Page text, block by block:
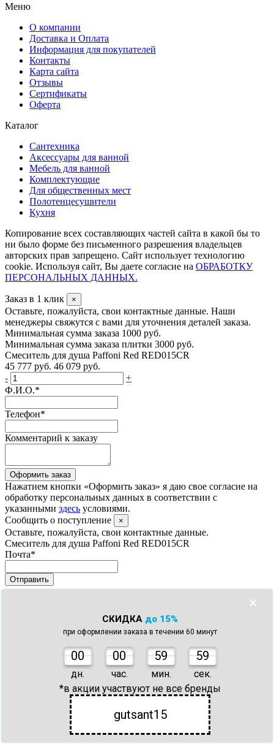
СКИДКА до 15%
при оформлении заказа в течении 60 минут
00
дн.
00
час.
59
мин.
59
сек.
*в акции участвуют не все бренды
gutsant15
×
Меню
О компании
Доставка и Оплата
Информация для покупателей
Контакты
Карта сайта
Отзывы
Сертификаты
Оферта
Каталог
Сантехника
Аксессуары для ванной
Мебель для ванной
Комплектующие
Для общественных мест
Полотенцесушители
Кухня
Копирование всех составляющих частей сайта в какой бы то
ни было форме без письменного разрешения владельцев
авторских прав запрещено. Сайт использует технологию
cookie. Используя сайт, Вы даете согласие на ОБРАБОТКУ
ПЕРСОНАЛЬНЫХ ДАННЫХ.
Заказ в 1 клик ×
Оставьте, пожалуйста, свои контактные данные. Наши
менеджеры свяжутся с вами для уточнения деталей заказа.
Минимальная сумма заказа 1000 руб.
Минимальная сумма заказа плитки 3000 руб.
Смеситель для душа Paffoni Red RED015CR
45 777 руб. 46 079 руб.
-
+
Ф.И.О.*
Телефон*
Комментарий к заказу
Оформить заказ
Нажатием кнопки «Оформить заказ» я даю свое согласие на
обработку персональных данных в соответствии с
указанными здесь условиями.
Сообщить о поступление
×
Оставьте, пожалуйста, свои контактные данные.
Смеситель для душа Paffoni Red RED015CR
Почта*
Отправить
Нажатием кнопки «Отправить» я даю свое согласие на
условиями.
Ваш заказ успешно оформлен!
В ближайшее время наш менеджер свяжется с вами.
Товар добавлен в корзину